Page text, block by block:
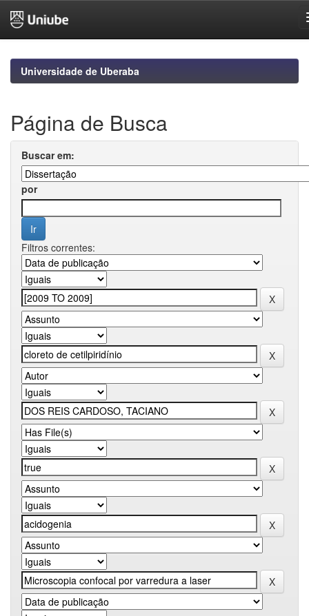
navigationUniversidade de Uberaba
Página de Busca
Buscar em:
por
Filtros correntes: